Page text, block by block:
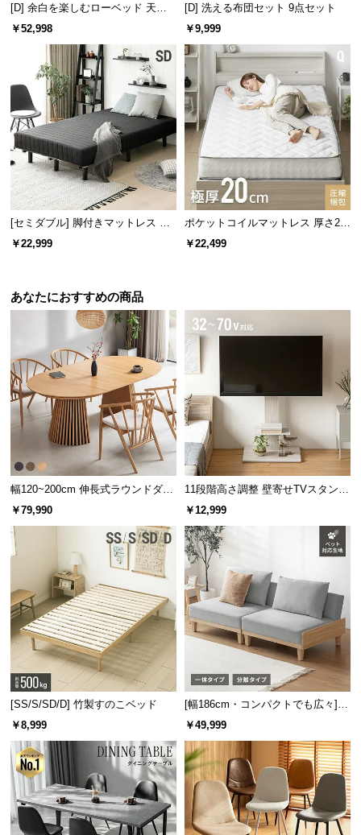
つ
い
入
経
路
に
つ
い
て
キ
ャ
ル
つ
い
保
証
に
会
員
規
に
つ
い
て
客
ビーズ直径 約1㎜
たっぷりのビーズが体を面で支え体圧を分散させ、
快適な座り心地を実現します。
体のラインにフィット
細かなビーズがもっちりとしたクッション性を生み
体へのフィット感を高めます。
[D] 余白を楽しむローベッド 天然
木調 ステージベッド プレミアムマ
ットレス付き
￥52,998
[D] 洗える布団セット 9点セット
￥9,999
[セミダブル] 脚付きマットレス 極
厚20cm ボンネルコイル
￥22,999
ポケットコイルマットレス 厚さ20
cm Q
￥22,499
あなたにおすすめの商品
幅120~200cm 伸長式ラウンドダイ
ニングテーブル 6人掛け 天然木突
￥79,990
11段階高さ調整 壁寄せTVスタンド
キャスター付き 上下左右角度調節
￥12,999
[SS/S/SD/D] 竹製すのこベッド
￥8,999
[幅186cm・コンパクトでも広々] 3
人掛けソファベッド リクライニン
￥49,999